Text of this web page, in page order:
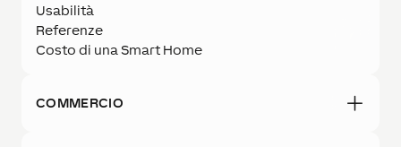
Usabilità
Referenze
Costo di una Smart Home
COMMERCIO